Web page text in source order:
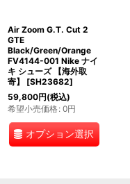
Air Zoom G.T. Cut 2
GTE
Black/Green/Orange
FV4144-001 Nike ナイ
キ シューズ 【海外取
寄】
[SH23682]
59,800円(税込)
希望小売価格: 0円
オプション選択